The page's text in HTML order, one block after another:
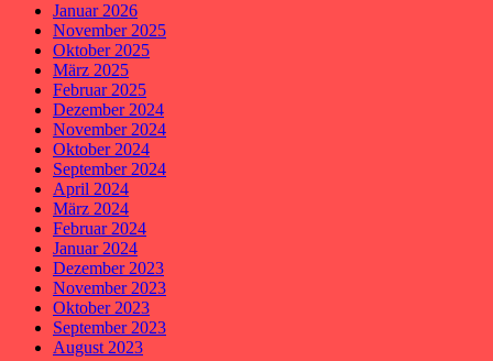
Januar 2026
November 2025
Oktober 2025
März 2025
Februar 2025
Dezember 2024
November 2024
Oktober 2024
September 2024
April 2024
März 2024
Februar 2024
Januar 2024
Dezember 2023
November 2023
Oktober 2023
September 2023
August 2023